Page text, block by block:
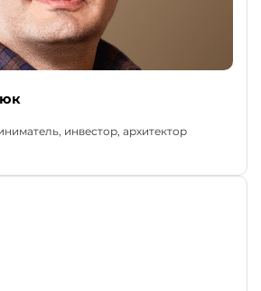
инвестор, архитектор